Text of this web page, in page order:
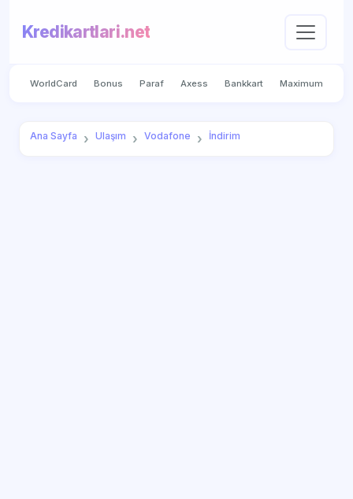
Kredikartlari.net
WorldCard Bonus Paraf Axess Bankkart Maximum
Ana Sayfa Ulaşım Vodafone İndirim